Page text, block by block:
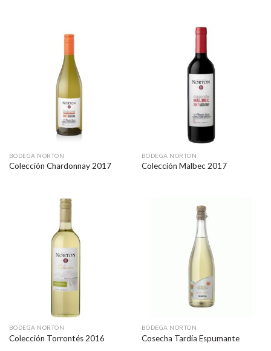
BODEGA NORTON
Colección Chardonnay 2017
BODEGA NORTON
Colección Malbec 2017
BODEGA NORTON
Colección Torrontés 2016
BODEGA NORTON
Cosecha Tardía Espumante